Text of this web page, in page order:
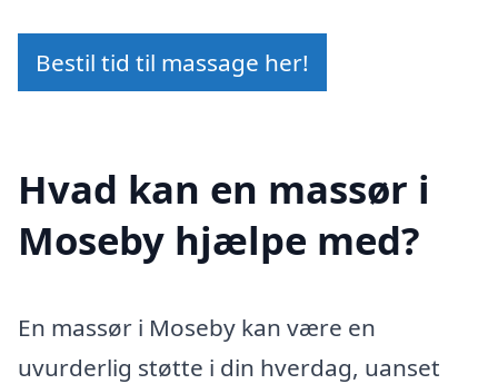
Bestil tid til massage her!
Hvad kan en massør i
Moseby hjælpe med?
En massør i Moseby kan være en
uvurderlig støtte i din hverdag, uanset